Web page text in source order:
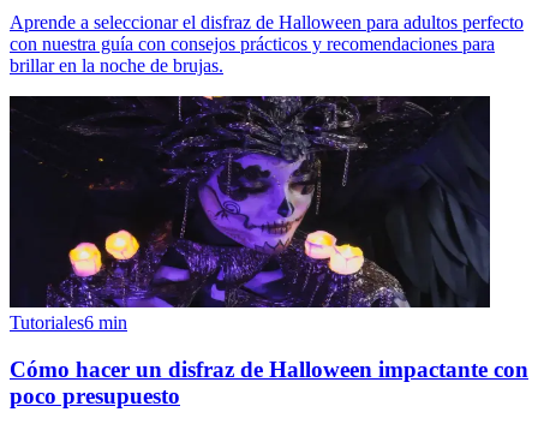
Aprende a seleccionar el disfraz de Halloween para adultos perfecto
con nuestra guía con consejos prácticos y recomendaciones para
brillar en la noche de brujas.
Tutoriales6 min
Cómo hacer un disfraz de Halloween impactante con
poco presupuesto